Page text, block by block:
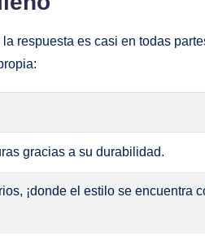
respuesta es casi en todas
gracias a su durabilidad.
⁣¡donde el estilo se encuentra